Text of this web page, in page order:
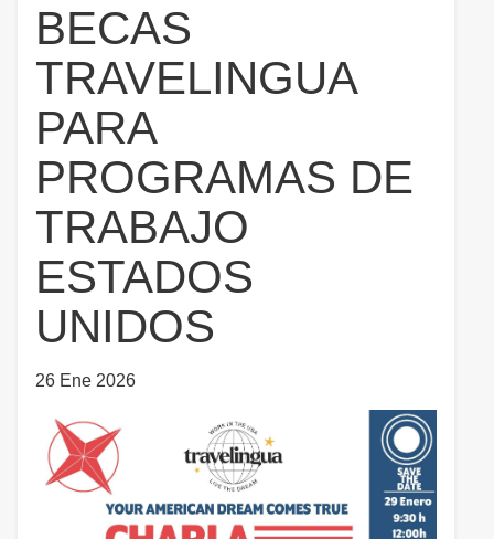
BECAS
TRAVELINGUA
PARA
PROGRAMAS DE
TRABAJO
ESTADOS
UNIDOS
26 Ene 2026